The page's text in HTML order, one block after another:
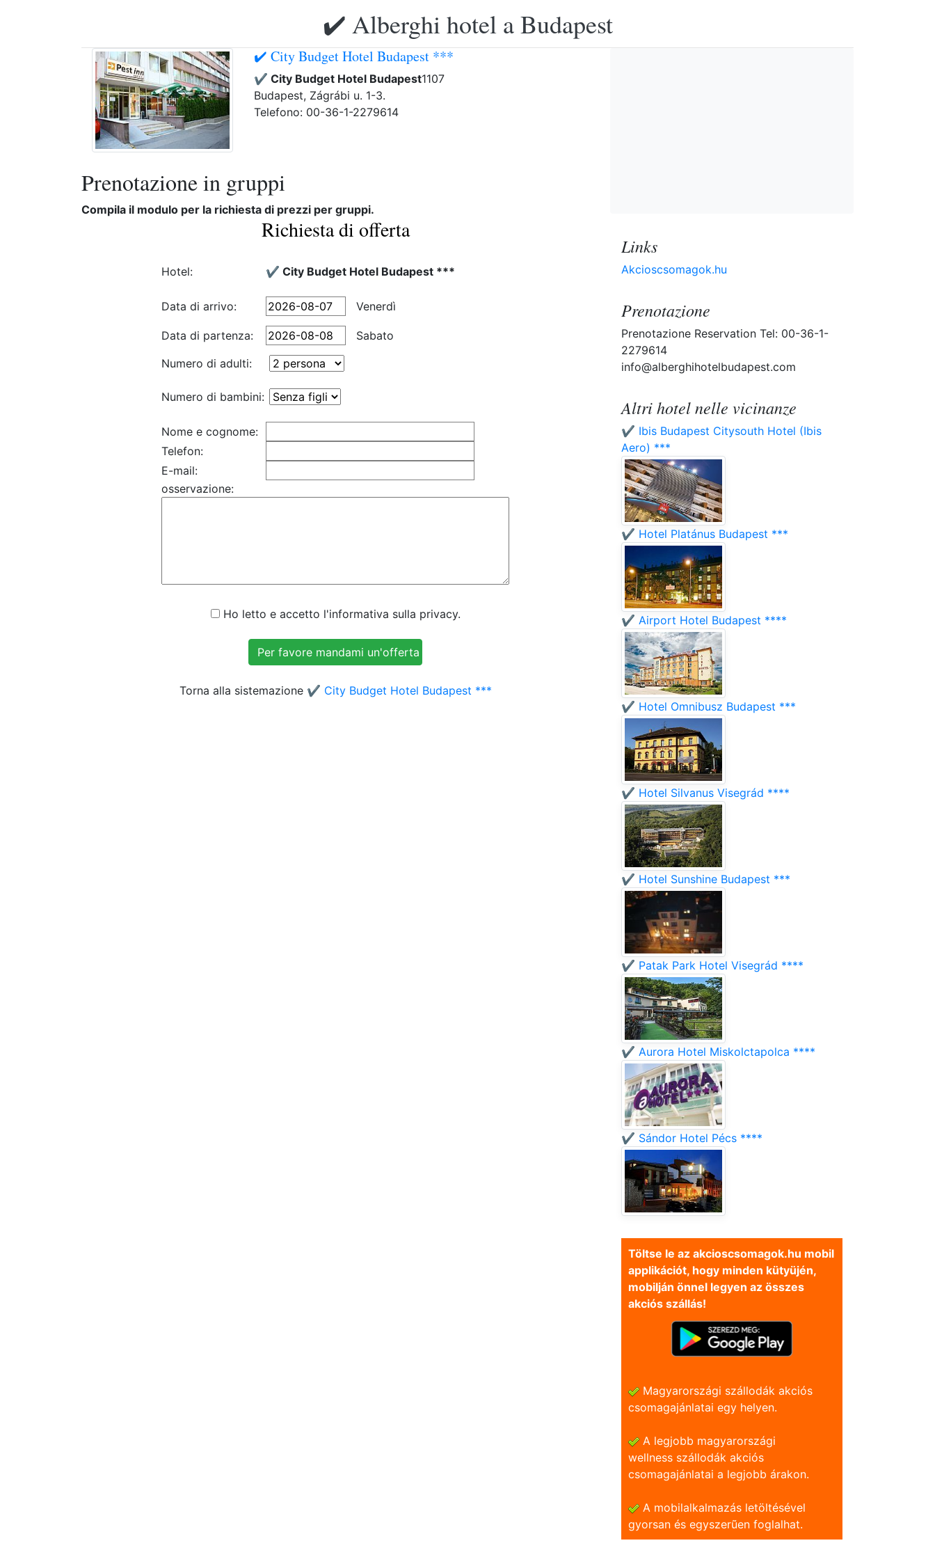
✔️ Alberghi hotel a Budapest
✔️ City Budget Hotel Budapest ***
✔️ City Budget Hotel Budapest1107
Budapest, Zágrábi u. 1-3.
Telefono: 00-36-1-2279614
Prenotazione in gruppi
Compila il modulo per la richiesta di prezzi per gruppi.
Richiesta di offerta
Hotel: ✔️ City Budget Hotel Budapest ***
Data di arrivo: Venerdì
Data di partenza:
Sabato
Numero di adulti:
Numero di bambini:
Nome e cognome:
Telefon:
E-mail:
osservazione:
Ho letto e accetto l'informativa sulla privacy.
Torna alla sistemazione ✔️ City Budget Hotel Budapest ***
Links
Akcioscsomagok.hu
Prenotazione
Prenotazione Reservation Tel: 00-36-1-
2279614
info@alberghihotelbudapest.com
Altri hotel nelle vicinanze
✔️ Ibis Budapest Citysouth Hotel (Ibis
Aero) ***
✔️ Hotel Platánus Budapest ***
✔️ Airport Hotel Budapest ****
✔️ Hotel Omnibusz Budapest ***
✔️ Hotel Silvanus Visegrád ****
✔️ Hotel Sunshine Budapest ***
✔️ Patak Park Hotel Visegrád ****
✔️ Aurora Hotel Miskolctapolca ****
✔️ Sándor Hotel Pécs ****
Töltse le az akcioscsomagok.hu mobil
applikációt, hogy minden kütyüjén,
mobilján önnel legyen az összes
akciós szállás!
Magyarországi szállodák akciós
csomagajánlatai egy helyen.
A legjobb magyarországi
wellness szállodák akciós
csomagajánlatai a legjobb árakon.
A mobilalkalmazás letöltésével
gyorsan és egyszerũen foglalhat.